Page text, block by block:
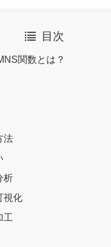
目次
関数とは？
法
析
視化
工